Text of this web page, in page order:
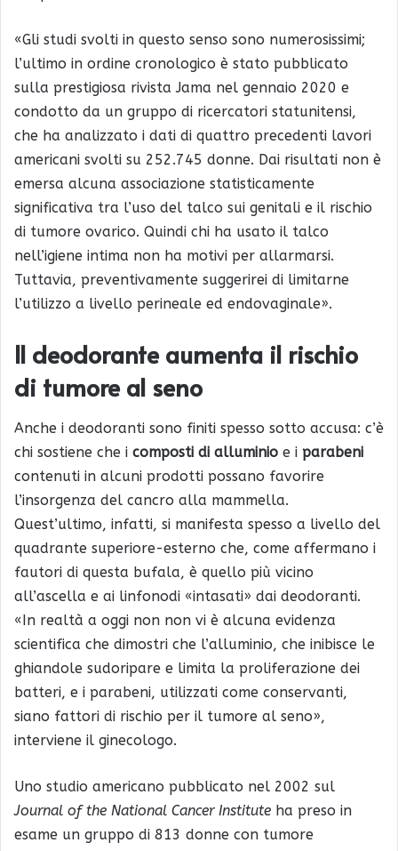
«Gli studi svolti in questo senso sono numerosissimi;
l’ultimo in ordine cronologico è stato pubblicato
sulla prestigiosa rivista Jama nel gennaio 2020 e
condotto da un gruppo di ricercatori statunitensi,
che ha analizzato i dati di quattro precedenti lavori
americani svolti su 252.745 donne. Dai risultati non è
emersa alcuna associazione statisticamente
significativa tra l’uso del talco sui genitali e il rischio
di tumore ovarico. Quindi chi ha usato il talco
nell’igiene intima non ha motivi per allarmarsi.
Tuttavia, preventivamente suggerirei di limitarne
l’utilizzo a livello perineale ed endovaginale».
Il deodorante aumenta il rischio
di tumore al seno
Anche i deodoranti sono finiti spesso sotto accusa: c’è
chi sostiene che i composti di alluminio e i parabeni
contenuti in alcuni prodotti possano favorire
l’insorgenza del cancro alla mammella.
Quest’ultimo, infatti, si manifesta spesso a livello del
quadrante superiore-esterno che, come affermano i
fautori di questa bufala, è quello più vicino
all’ascella e ai linfonodi «intasati» dai deodoranti.
«In realtà a oggi non non vi è alcuna evidenza
scientifica che dimostri che l’alluminio, che inibisce le
ghiandole sudoripare e limita la proliferazione dei
batteri, e i parabeni, utilizzati come conservanti,
siano fattori di rischio per il tumore al seno»,
interviene il ginecologo.
Uno studio americano pubblicato nel 2002 sul
Journal of the National Cancer Institute ha preso in
esame un gruppo di 813 donne con tumore